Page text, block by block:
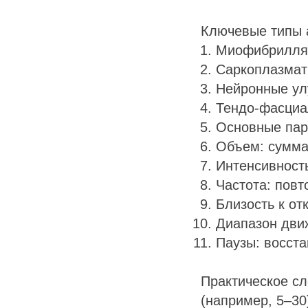
Ключевые типы
Нейронные
Тендо-
Основные
Объем:
Частота:
Близость к
Диапазон
Паузы:
Практическое
(например,